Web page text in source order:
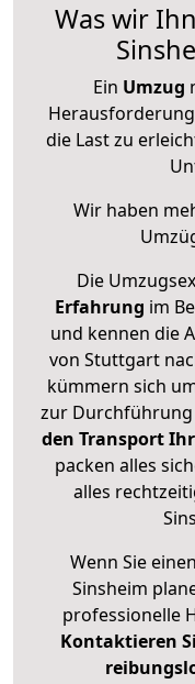
Was wir
Ein Umzug
die Last zu
Wir haben
Die
Erfahrung im
und kennen die
von Stuttgart
kümmern sich
zur Durchführung
den Transport
packen alles
alles
Wenn Sie
Sinsheim
professionelle
Kontaktieren